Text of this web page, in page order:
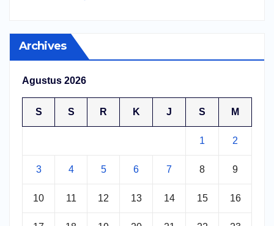
Archives
Agustus 2026
S S R K J S M
1 2
3 4 5 6 7 8 9
10 11 12 13 14 15 16